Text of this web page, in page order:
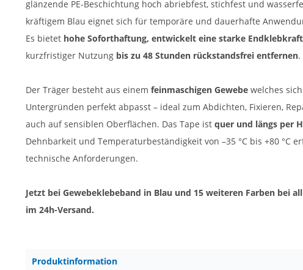
glänzende PE-Beschichtung hoch abriebfest, stichfest und
kräftigem Blau eignet sich für temporäre und dauerhafte
Es bietet hohe Soforthaftung, entwickelt eine starke Endklebkraft
kurzfristiger Nutzung bis zu 48 Stunden rückstandsfrei entfernen.
Der Träger besteht aus einem feinmaschigen Gewebe welches
Untergründen perfekt abpasst – ideal zum Abdichten, Fixieren,
auch auf sensiblen Oberflächen. Das Tape ist quer und längs per
Dehnbarkeit und Temperaturbeständigkeit von –35 °C bis +80 °C
technische Anforderungen.
Jetzt bei Gewebeklebeband in Blau und 15 weiteren Farben bei
im 24h-Versand.
Produktinformation